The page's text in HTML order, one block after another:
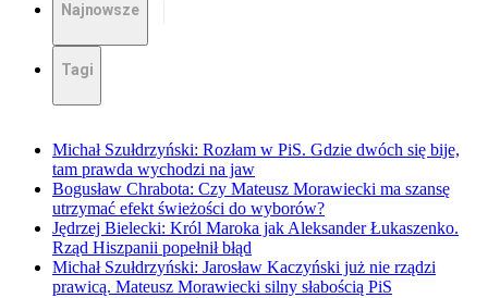
Najnowsze
Tagi
Michał Szułdrzyński: Rozłam w PiS. Gdzie dwóch się bije,
tam prawda wychodzi na jaw
Bogusław Chrabota: Czy Mateusz Morawiecki ma szansę
utrzymać efekt świeżości do wyborów?
Jędrzej Bielecki: Król Maroka jak Aleksander Łukaszenko.
Rząd Hiszpanii popełnił błąd
Michał Szułdrzyński: Jarosław Kaczyński już nie rządzi
prawicą. Mateusz Morawiecki silny słabością PiS